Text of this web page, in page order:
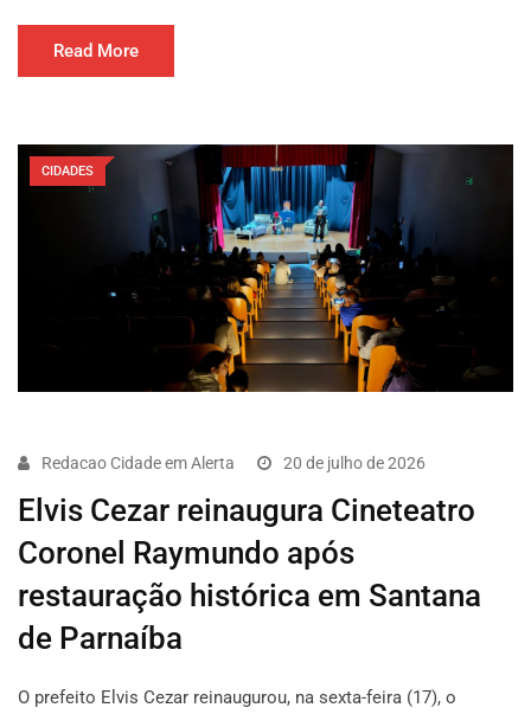
Read More
CIDADES
Redacao Cidade em Alerta 20 de julho de 2026
Elvis Cezar reinaugura Cineteatro
Coronel Raymundo após
restauração histórica em Santana
de Parnaíba
O prefeito Elvis Cezar reinaugurou, na sexta-feira (17), o